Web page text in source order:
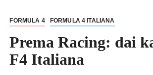
FORMULA 4 FORMULA 4 ITALIANA
Prema Racing: dai
F4 Italiana